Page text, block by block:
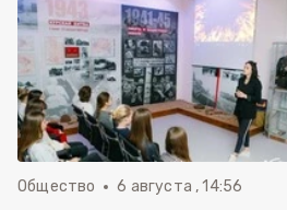
Общество 6 августа , 14:56